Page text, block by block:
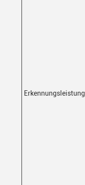
Erkennungsleistung